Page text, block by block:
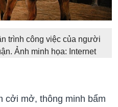
trình công việc của người
Ảnh minh họa: Internet
cởi mở, thông minh bẩm